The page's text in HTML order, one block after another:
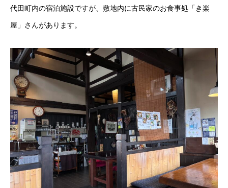
代田町内の宿泊施設ですが、敷地内に古民家のお食事処「き楽
屋」さんがあります。